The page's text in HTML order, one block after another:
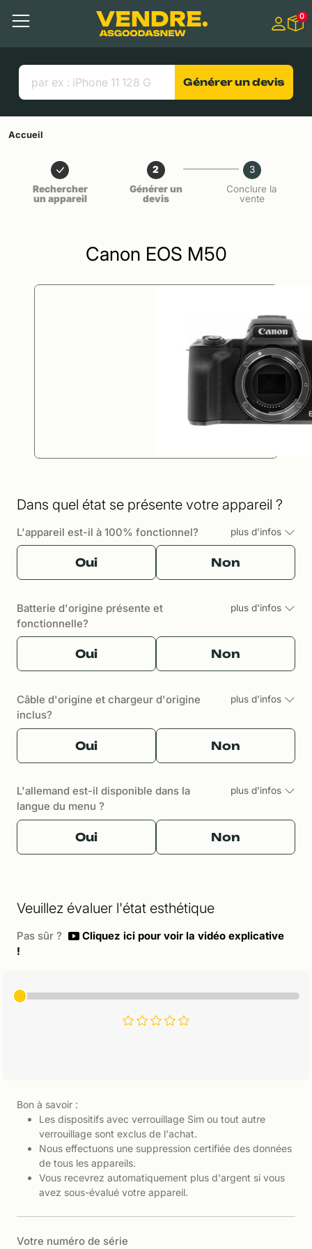
Contenu principal
Menu
Liens utiles
0
Générer un devis
Accueil
Rechercher
un appareil
2
Générer un
devis
3
Conclure la
vente
Canon EOS M50
Dans quel état se présente votre appareil ?
L'appareil est-il à 100% fonctionnel? plus d'infos
Oui Non
Batterie d'origine présente et
fonctionnelle?
plus d'infos
Oui Non
Câble d'origine et chargeur d'origine
inclus?
plus d'infos
Oui Non
L'allemand est-il disponible dans la
langue du menu ?
plus d'infos
Oui Non
Veuillez évaluer l'état esthétique
Pas sûr ?
Cliquez ici pour voir la vidéo explicative
!
Bon à savoir :
Les dispositifs avec verrouillage Sim ou tout autre
verrouillage sont exclus de l'achat.
Nous effectuons une suppression certifiée des données
de tous les appareils.
Vous recevrez automatiquement plus d'argent si vous
avez sous-évalué votre appareil.
Votre numéro de série